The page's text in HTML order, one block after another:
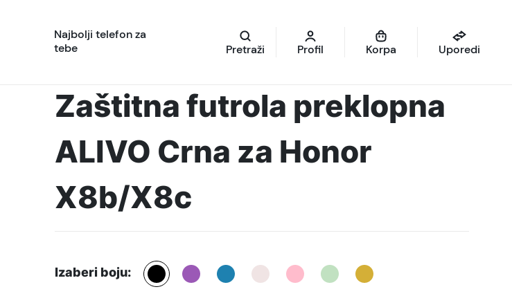
Najbolji telefon za
tebe
Pretraži Profil Korpa Uporedi
Zaštitna futrola preklopna
ALIVO Crna za Honor
X8b/X8c
Izaberi boju: